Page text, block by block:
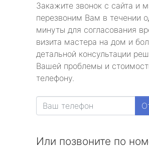
Закажите звонок с сайта и
перезвоним Вам в течении
минуты для согласования
визита мастера на дом и
детальной консультации
Вашей проблемы и
телефону.
Или позвоните по